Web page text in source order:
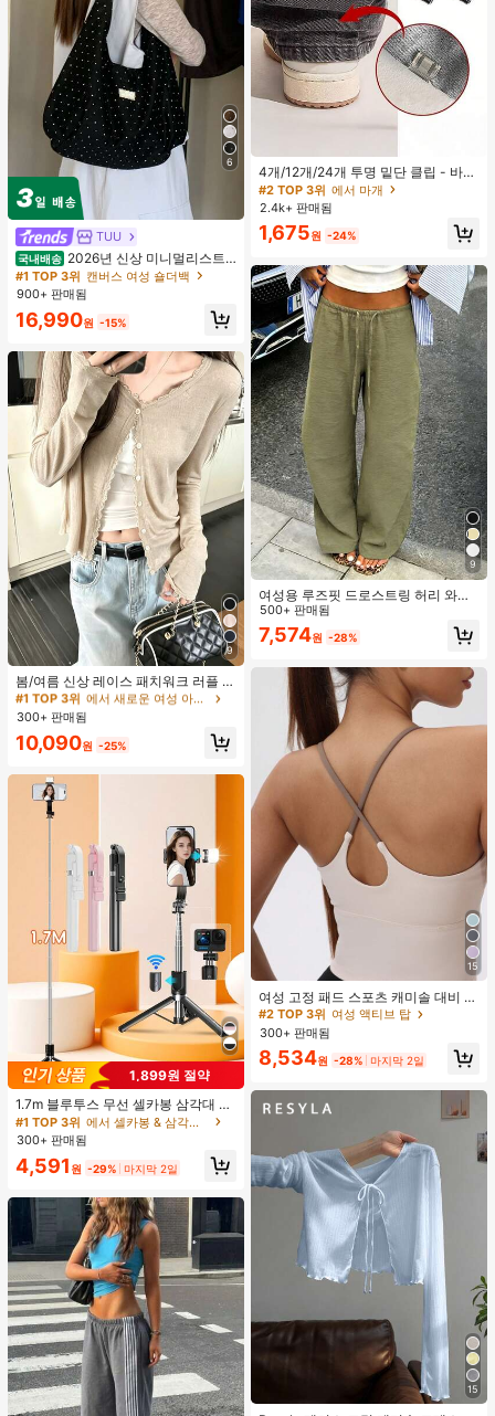
6
TUU
국내배송 2026년 신상 미니멀리스트
도트 캔버스 토트백, 대용량 캐주얼 다
용도 통근 숄더 핸드백
#1 TOP 3위 캔버스 여성 숄더백
900+ 판매됨
16,990원 -15%
9
봄/여름 신상 레이스 패치워크 러플 소
프트 니트 가디건 경량 자외선 차단 재
킷 탑 여성용
#1 TOP 3위
에서 새로운 여성 아우터웨어
높은 재방문 고객
거의 매진!
#1 TOP 3위
에서 새로운 여성 아우터웨어
높은 재방문 고객
#1 TOP 3위
에서 새로운 여성 아우터웨어
높은 재방문 고객
#1 TOP 3위
높은 재방문 고객
300+ 판매됨
10,090원 -25%
1,899원 절약
1.7m 블루투스 무선 셀카봉 삼각대 LE
D 필 라이트 및 360° 회전 스테인리스
스틸 휴대폰 홀더 포함; 경량 및 휴대
용, 아이폰, 안드로이드 스마트폰과 호
환; 여행 및 셀카에 완벽합니다.
#1 TOP 3위
에서 셀카봉 & 삼각대 헤드
300+ 판매됨
4,591 원 -29% 마지막 2일
4개/12개/24개 투명 밑단 클립 - 바지
밑단 끌림 방지를 위한 심리스 무봉제
조절기, 의류 수선 및 깔끔한 바지 길
이 맞춤을 위한 숨겨진 밑단 조절 클립
(랜덤 색상)
#2 TOP 3위 에서 마개
2.4k+ 판매됨
1,675원 -24%
9
여성용 루즈핏 드로스트링 허리 와이
드 레그 팬츠, 가벼운 통기성 캐주얼
바지, 밀리터리 그린, 여름 봄, 보헤미
안 시크
500+ 판매됨
7,574원 -28%
15
여성 고정 패드 스포츠 캐미솔 대비 색
상 신축성 요가 캐미 탑 여름
#2 TOP 3위 여성 액티브 탑
높은 재방문 고객
#2 TOP 3위 여성 액티브 탑
높은 재방문 고객
#2 TOP 3위 여성 액티브 탑
높은 재방문 고객
#2 TOP 3위
여성 액티브 탑
300+ 판매됨
8,534원 -28% 마지막 2일
15